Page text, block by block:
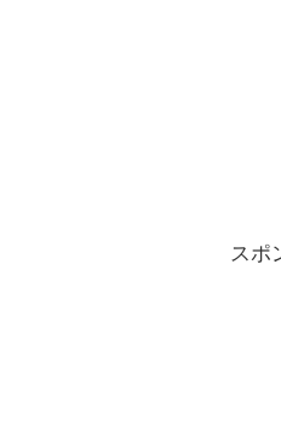
スポ